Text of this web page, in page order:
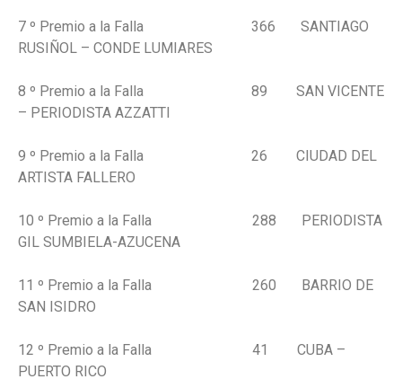
7 º Premio a la Falla 366 SANTIAGO
RUSIÑOL – CONDE LUMIARES
8 º Premio a la Falla 89 SAN VICENTE
– PERIODISTA AZZATTI
9 º Premio a la Falla 26 CIUDAD DEL
ARTISTA FALLERO
10 º Premio a la Falla 288 PERIODISTA
GIL SUMBIELA-AZUCENA
11 º Premio a la Falla 260 BARRIO DE
SAN ISIDRO
12 º Premio a la Falla 41 CUBA –
PUERTO RICO